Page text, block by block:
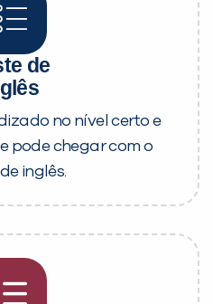
de
no nível certo e
pode chegar com o
inglês.